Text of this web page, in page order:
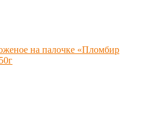
на палочке «Пломбир